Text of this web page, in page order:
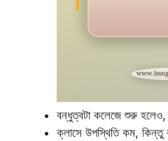
বন্ধুত্বটা কলেজে শুরু হলেও,
ক্লাসে উপস্থিতি কম,